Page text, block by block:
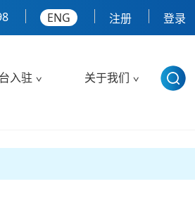
ENG 注册 登录
入驻 关于我们